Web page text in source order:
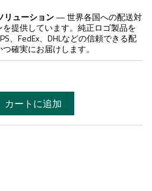
リューション— 世界各国への配送対
提供しています。純正ロゴ製品を
、FedEx、DHLなどの信頼できる配
確実にお届けします。
カートに追加